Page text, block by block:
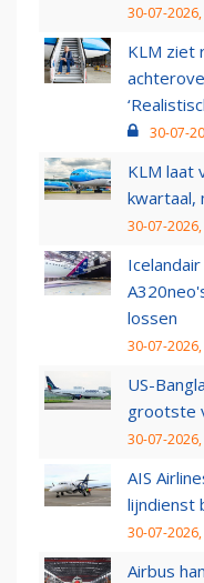
30-07-
KLM ziet
30-07-
KLM laat
kwartaal,
30-07-
lossen
30-07-
US-
grootste
30-07-2026,
AIS
lijndienst
30-07-
Airbus